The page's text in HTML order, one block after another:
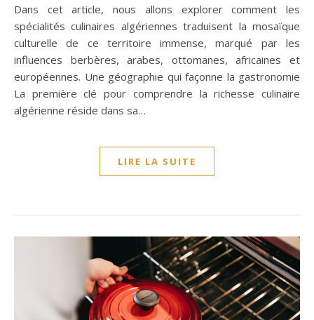
Dans cet article, nous allons explorer comment les
spécialités culinaires algériennes traduisent la mosaïque
culturelle de ce territoire immense, marqué par les
influences berbères, arabes, ottomanes, africaines et
européennes. Une géographie qui façonne la gastronomie
La première clé pour comprendre la richesse culinaire
algérienne réside dans sa…
LIRE LA SUITE